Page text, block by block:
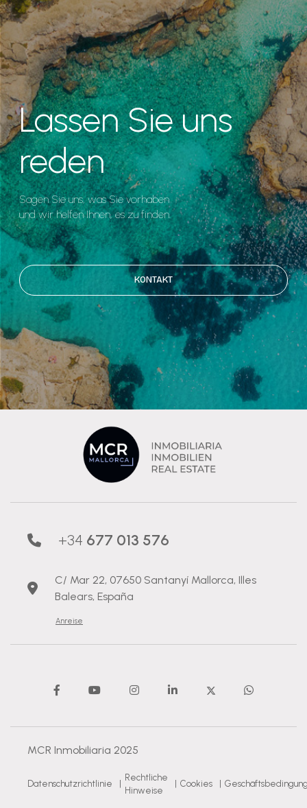
Lassen Sie uns
reden
Sagen Sie uns, was Sie vorhaben
und wir helfen Ihnen, es zu finden.
KONTAKT
+34 677 013 576
C/ Mar 22, 07650 Santanyí Mallorca, Illes
Balears, España
Anreise
MCR Inmobiliaria 2025
Datenschutzrichtlinie
Rechtliche
Hinweise
Cookies